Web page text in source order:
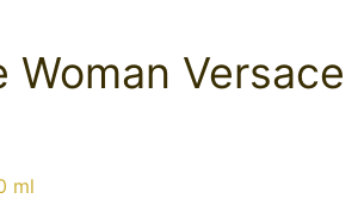
Woman Versace
ml